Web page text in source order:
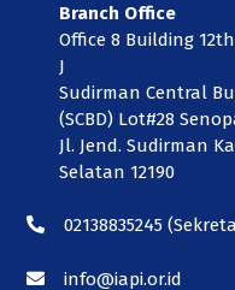
Branch Office
Office 8 Building
J
Sudirman Central
(SCBD) Lot#28
Jl. Jend. Sudirman
Selatan 12190
02138835245
info@iapi.or.id